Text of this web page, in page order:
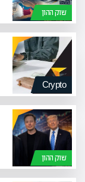
שוק ההון
Crypto
שוק ההון